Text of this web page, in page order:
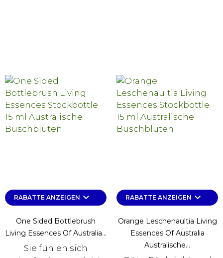
RABATTE ANZEIGEN keyboard_arrow_down
One Sided Bottlebrush
Living Essences Of Australia...
Sie fühlen sich
RABATTE ANZEIGEN keyboard_arrow_down
Orange Leschenaultia Living
Essences Of Australia
Australische...